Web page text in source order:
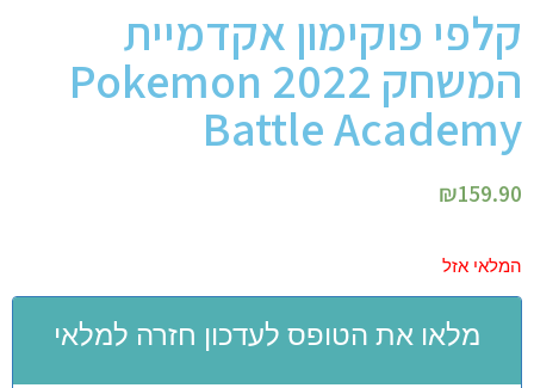
קלפי פוקימון אקדמיית
המשחק 2022 Pokemon
Battle Academy
₪159.90
המלאי אזל
מלאו את הטופס לעדכון חזרה למלאי